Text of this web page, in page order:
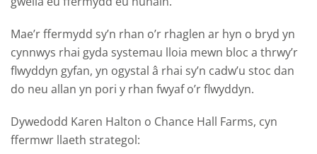
Mae’r ffermydd sy’n rhan o’r rhaglen ar hyn o bryd yn
cynnwys rhai gyda systemau lloia mewn bloc a thrwy’r
flwyddyn gyfan, yn ogystal â rhai sy’n cadw’u stoc dan
do neu allan yn pori y rhan fwyaf o’r flwyddyn.
Dywedodd Karen Halton o Chance Hall Farms, cyn
ffermwr llaeth strategol: